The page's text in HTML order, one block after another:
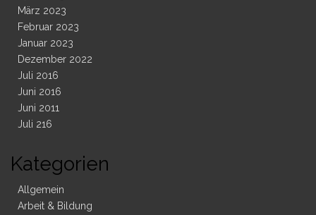
März 2023
Februar 2023
Januar 2023
Dezember 2022
Juli 2016
Juni 2016
Juni 2011
Juli 216
Kategorien
Allgemein
Arbeit & Bildung